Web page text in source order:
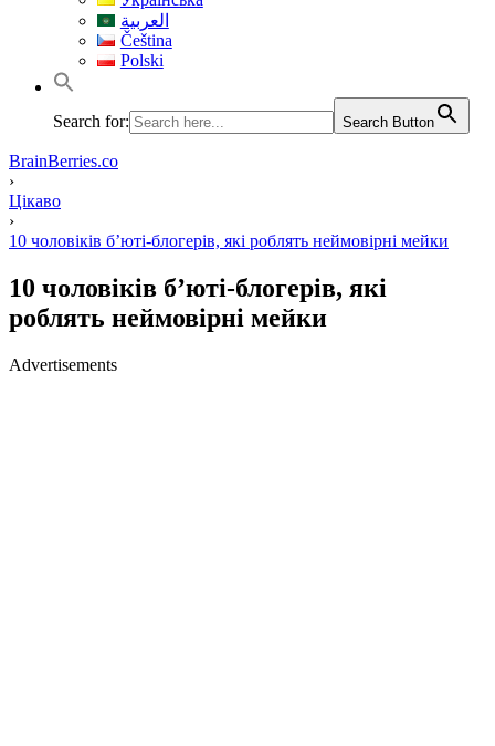
العربية
Čeština
Polski
Search for: Search Button
BrainBerries.co
›
Цікаво
›
10 чоловіків б’юті-блогерів, які роблять неймовірні мейки
10 чоловіків б’юті-блогерів, які
роблять неймовірні мейки
Advertisements